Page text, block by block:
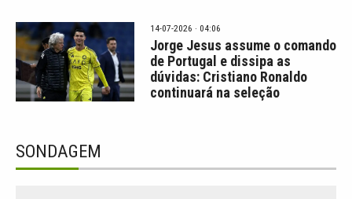
14-07-2026 · 04:06
Jorge Jesus assume o comando
de Portugal e dissipa as
dúvidas: Cristiano Ronaldo
continuará na seleção
SONDAGEM